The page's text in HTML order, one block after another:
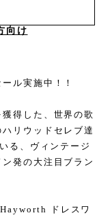
向け
ル実施中！！
得した、世界の歌
リウッドセレブ達
る、ヴィンテージ
発の大注目ブラン
ドレスワ